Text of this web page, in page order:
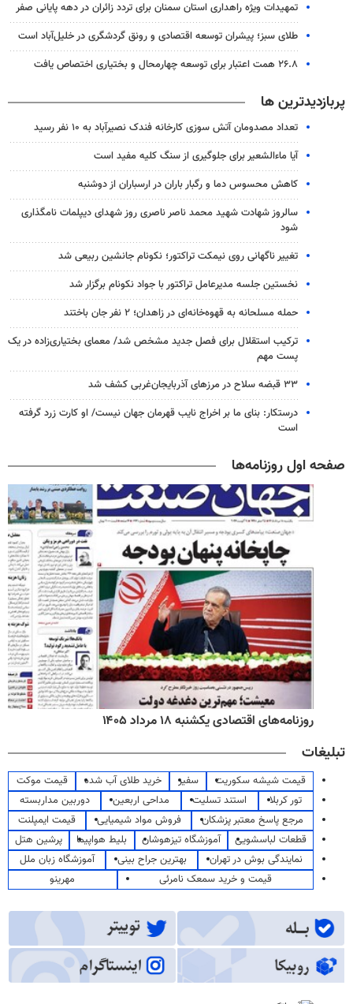
تمهیدات ویژه راهداری استان سمنان برای تردد زائران در دهه پایانی صفر
طلای سبز؛ پیشران توسعه اقتصادی و رونق گردشگری در خلیل‌آباد است
۲۶.۸ همت اعتبار برای توسعه چهارمحال و بختیاری اختصاص یافت
پربازدیدترین ها
تعداد مصدومان آتش سوزی کارخانه فندک نصیرآباد به ۱۰ نفر رسید
آیا ماءالشعیر برای جلوگیری از سنگ کلیه مفید است
کاهش محسوس دما و رگبار باران در ارسباران از دوشنبه
سالروز شهادت شهید محمد ناصر ناصری روز شهدای دیپلمات نامگذاری
شود
تغییر ناگهانی روی نیمکت تراکتور؛ نکونام جانشین ربیعی شد
نخستین جلسه مدیرعامل تراکتور با جواد نکونام برگزار شد
حمله مسلحانه به قهوه‌خانه‌ای در زاهدان؛ ۲ نفر جان باختند
ترکیب استقلال برای فصل جدید مشخص شد/ معمای بختیاری‌زاده در یک
پست مهم
۳۳ قبضه سلاح در مرزهای آذربایجان‌غربی کشف شد
درستکار: بنای ما بر اخراج نایب قهرمان جهان نیست/ او کارت زرد گرفته
است
صفحه اول روزنامه‌ها
روزنامه‌های اقتصادی یکشنبه ۱۸ مرداد ۱۴۰۵
تبلیغات
قیمت شیشه سکوریت سفیر خرید طلای آب شده
قیمت موکت
تور کربلا
استند تسلیت مداحی اربعین
دوربین مداربسته
مرجع پاسخ معتبر پزشکان
فروش مواد شیمیایی
قیمت ایمپلنت
قطعات لباسشویی
آموزشگاه تیزهوشان بلیط هواپیما
پرشین هتل
نمایندگی بوش در تهران
بهترین جراح بینی
آموزشگاه زبان ملل
قیمت و خرید سمعک نامرئی
مهرینو